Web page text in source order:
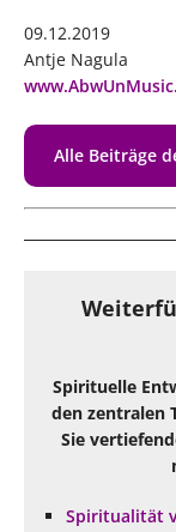
09.12.2019
Antje Nagula
Alle Beiträge
Spirituelle
den zentralen
Sie
Spiritualität